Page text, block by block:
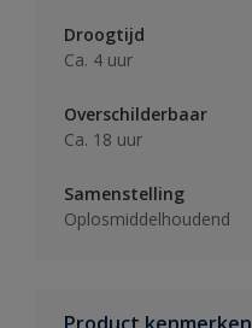
Droogtijd
Ca. 4 uur
Overschilderbaar
Ca. 18 uur
Samenstelling
Oplosmiddelhoudend